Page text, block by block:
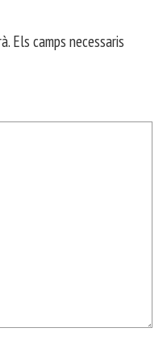
Els camps necessaris